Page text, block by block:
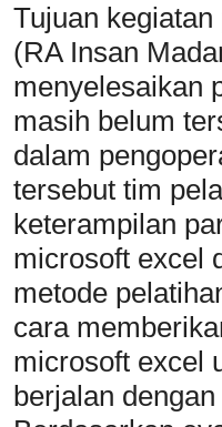
Tujuan
(RA Insan
menyelesaikan
masih belum
dalam
tersebut tim
keterampilan
microsoft excel
metode
cara
microsoft excel
berjalan